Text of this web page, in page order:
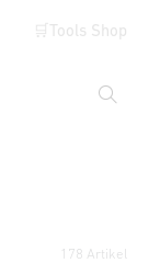
🛒Tools Shop
Suche
178 Artikel